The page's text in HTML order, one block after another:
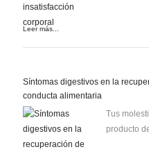
Leer más...
Síntomas digestivos en la
conducta alimentaria
Tus
producto